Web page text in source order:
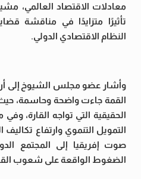
معادلات الاقتصاد العالمي،
تأثيرًا متزايدًا في مناقشة
النظام الاقتصادي الدولي.
وأشار عضو مجلس الشيوخ إلى
القمة جاءت واضحة وحاسمة،
الحقيقية التي تواجه القارة،
التمويل التنموي وارتفاع
صوت إفريقيا إلى المجتمع
الضغوط الواقعة على شعوب